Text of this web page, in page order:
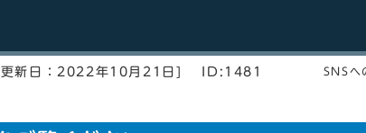
[更新日：2022年10月21日] ID:1481 SNSへ